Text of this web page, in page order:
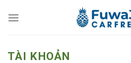
TÀI KHOẢN